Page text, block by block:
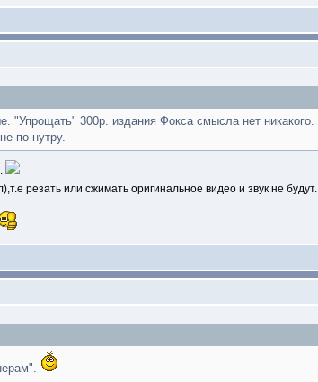
"Упрощать" 300р. издания Фокса смысла нет никакого.
по нутру.
резать или сжимать оригинальное видео и звук не будут.